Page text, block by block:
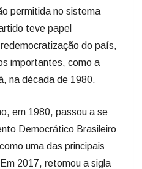
permitida no sistema
teve papel
do país,
importantes, como a
na década de 1980.
em 1980, passou a se
Democrático Brasileiro
uma das principais
2017, retomou a sigla